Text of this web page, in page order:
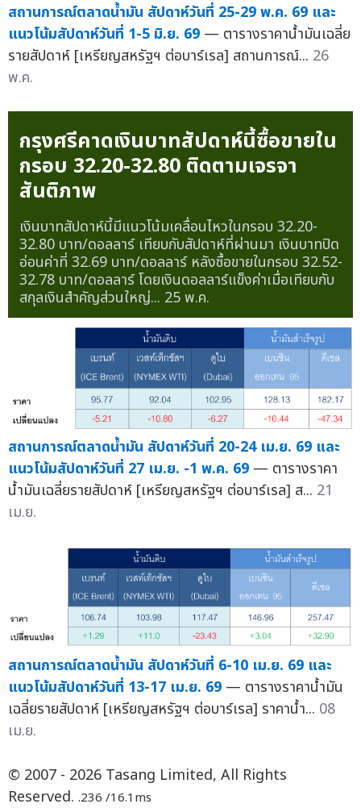
สถานการณ์ตลาดน้ำมัน สัปดาห์วันที่ 25-29 พ.ค. 69 และ
แนวโน้มสัปดาห์วันที่ 1-5 มิ.ย. 69 — ตารางราคาน้ำมันเฉลี่ย
รายสัปดาห์ [เหรียญสหรัฐฯ ต่อบาร์เรล] สถานการณ์... 26
พ.ค.
กรุงศรีคาดเงินบาทสัปดาห์นี้ซื้อขายใน
กรอบ 32.20-32.80 ติดตามเจรจา
สันติภาพ
เงินบาทสัปดาห์นี้มีแนวโน้มเคลื่อนไหวในกรอบ 32.20-
32.80 บาท/ดอลลาร์ เทียบกับสัปดาห์ที่ผ่านมา เงินบาทปิด
อ่อนค่าที่ 32.69 บาท/ดอลลาร์ หลังซื้อขายในกรอบ 32.52-
32.78 บาท/ดอลลาร์ โดยเงินดอลลาร์แข็งค่าเมื่อเทียบกับ
สกุลเงินสำคัญส่วนใหญ่... 25 พ.ค.
สถานการณ์ตลาดน้ำมัน สัปดาห์วันที่ 20-24 เม.ย. 69 และ
แนวโน้มสัปดาห์วันที่ 27 เม.ย. -1 พ.ค. 69 — ตารางราคา
น้ำมันเฉลี่ยรายสัปดาห์ [เหรียญสหรัฐฯ ต่อบาร์เรล] ส... 21
เม.ย.
สถานการณ์ตลาดน้ำมัน สัปดาห์วันที่ 6-10 เม.ย. 69 และ
แนวโน้มสัปดาห์วันที่ 13-17 เม.ย. 69 — ตารางราคาน้ำมัน
เฉลี่ยรายสัปดาห์ [เหรียญสหรัฐฯ ต่อบาร์เรล] ราคาน้ำ... 08
เม.ย.
© 2007 - 2026 Tasang Limited, All Rights
Reserved. .236 /16.1ms